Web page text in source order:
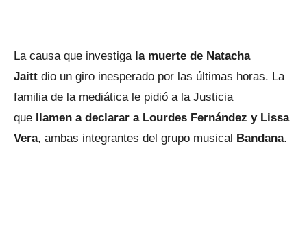
La causa que investigala muerte de Natacha
Jaitt dio un giro inesperado por las últimas horas. La
familia de la mediática le pidió a la Justicia
que llamen a declarar a Lourdes Fernández y Lissa
Vera, ambas integrantes del grupo musical Bandana.